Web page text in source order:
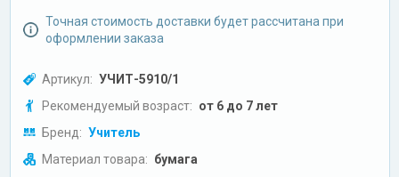
Точная стоимость доставки будет рассчитана при
оформлении заказа
Артикул: УЧИТ-5910/1
Рекомендуемый возраст: от 6 до 7 лет
Бренд: Учитель
Материал товара: бумага